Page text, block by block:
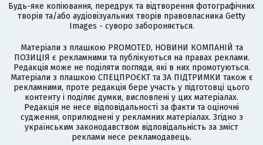
Будь-яке копіювання, передрук та відтворення фотографічних
творів та/або аудіовізуальних творів правовласника Getty
Images - суворо забороняється.
Матеріали з плашкою PROMOTED, НОВИНИ КОМПАНІЙ та
ПОЗИЦІЯ є рекламними та публікуються на правах реклами.
Редакція може не поділяти погляди, які в них промотуються.
Матеріали з плашкою СПЕЦПРОЄКТ та ЗА ПІДТРИМКИ також є
рекламними, проте редакція бере участь у підготовці цього
контенту і поділяє думки, висловлені у цих матеріалах.
Редакція не несе відповідальності за факти та оціночні
судження, оприлюднені у рекламних матеріалах. Згідно з
українським законодавством відповідальність за зміст
реклами несе рекламодавець.